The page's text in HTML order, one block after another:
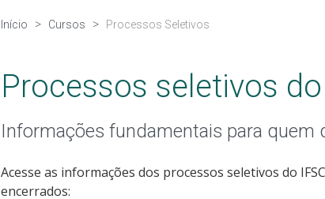
Início Cursos Processos Seletivos
Processos seletivos do
Informações fundamentais para quem
Acesse as informações dos processos seletivos do
encerrados: